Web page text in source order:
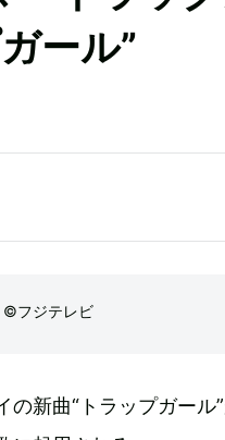
ール”
©︎フジテレビ
の新曲“トラップガー